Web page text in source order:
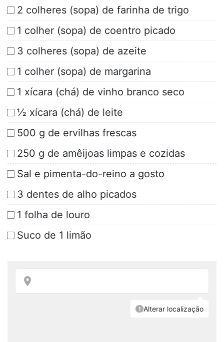
2 colheres (sopa) de farinha de trigo
1 colher (sopa) de coentro picado
3 colheres (sopa) de azeite
1 colher (sopa) de margarina
1 xícara (chá) de vinho branco seco
½ xícara (chá) de leite
500 g de ervilhas frescas
250 g de amêijoas limpas e cozidas
Sal e pimenta-do-reino a gosto
3 dentes de alho picados
1 folha de louro
Suco de 1 limão